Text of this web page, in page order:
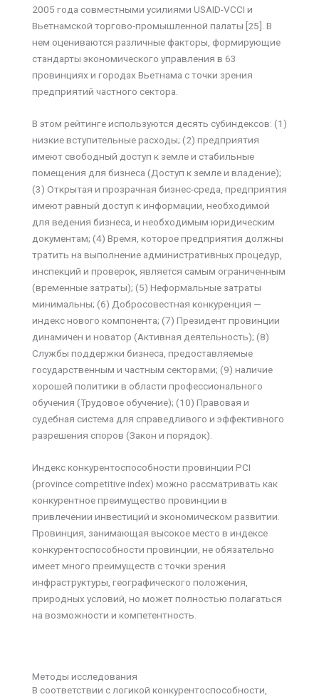
2005 года совместными усилиями USAID-VCCI и
Вьетнамской торгово-промышленной палаты [25]. В
нем оцениваются различные факторы, формирующие
стандарты экономического управления в 63
провинциях и городах Вьетнама с точки зрения
предприятий частного сектора.
В этом рейтинге используются десять субиндексов: (1)
низкие вступительные расходы; (2) предприятия
имеют свободный доступ к земле и стабильные
помещения для бизнеса (Доступ к земле и владение);
(3) Открытая и прозрачная бизнес-среда, предприятия
имеют равный доступ к информации, необходимой
для ведения бизнеса, и необходимым юридическим
документам; (4) Время, которое предприятия должны
тратить на выполнение административных процедур,
инспекций и проверок, является самым ограниченным
(временные затраты); (5) Неформальные затраты
минимальны; (6) Добросовестная конкуренция —
индекс нового компонента; (7) Президент провинции
динамичен и новатор (Активная деятельность); (8)
Службы поддержки бизнеса, предоставляемые
государственным и частным секторами; (9) наличие
хорошей политики в области профессионального
обучения (Трудовое обучение); (10) Правовая и
судебная система для справедливого и эффективного
разрешения споров (Закон и порядок).
Индекс конкурентоспособности провинции PCI
(province competitive index) можно рассматривать как
конкурентное преимущество провинции в
привлечении инвестиций и экономическом развитии.
Провинция, занимающая высокое место в индексе
конкурентоспособности провинции, не обязательно
имеет много преимуществ с точки зрения
инфраструктуры, географического положения,
природных условий, но может полностью полагаться
на возможности и компетентность.
Методы исследования
В соответствии с логикой конкурентоспособности,